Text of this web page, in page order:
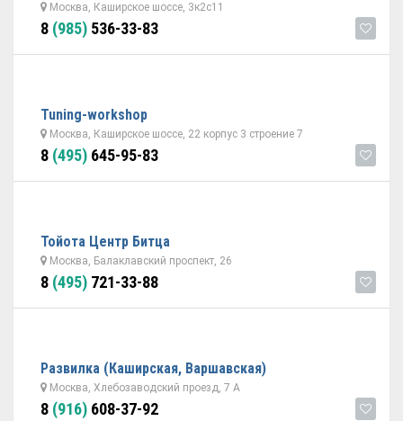
Москва, Каширское шоссе, 3к2с11
8 (985) 536-33-83
Tuning-workshop
Москва, Каширское шоссе, 22 корпус 3 строение 7
8 (495) 645-95-83
Тойота Центр Битца
Москва, Балаклавский проспект, 26
8 (495) 721-33-88
Развилка (Каширская, Варшавская)
Москва, Хлебозаводский проезд, 7 А
8 (916) 608-37-92